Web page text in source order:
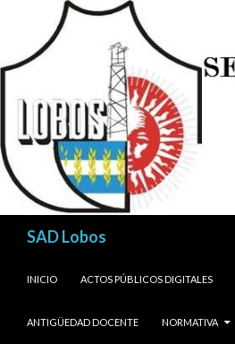
SAD Lobos
INICIO
ACTOS PÚBLICOS DIGITALES
ANTIGÜEDAD DOCENTE NORMATIVA